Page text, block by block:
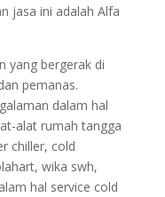
jasa ini adalah Alfa
yang bergerak di
pemanas.
dalam hal
alat rumah tangga
chiller, cold
wika swh,
hal service cold